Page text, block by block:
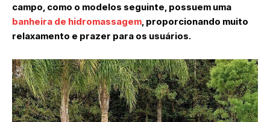
campo, como o modelos seguinte, possuem uma
banheira de hidromassagem, proporcionando muito
relaxamento e prazer para os usuários.